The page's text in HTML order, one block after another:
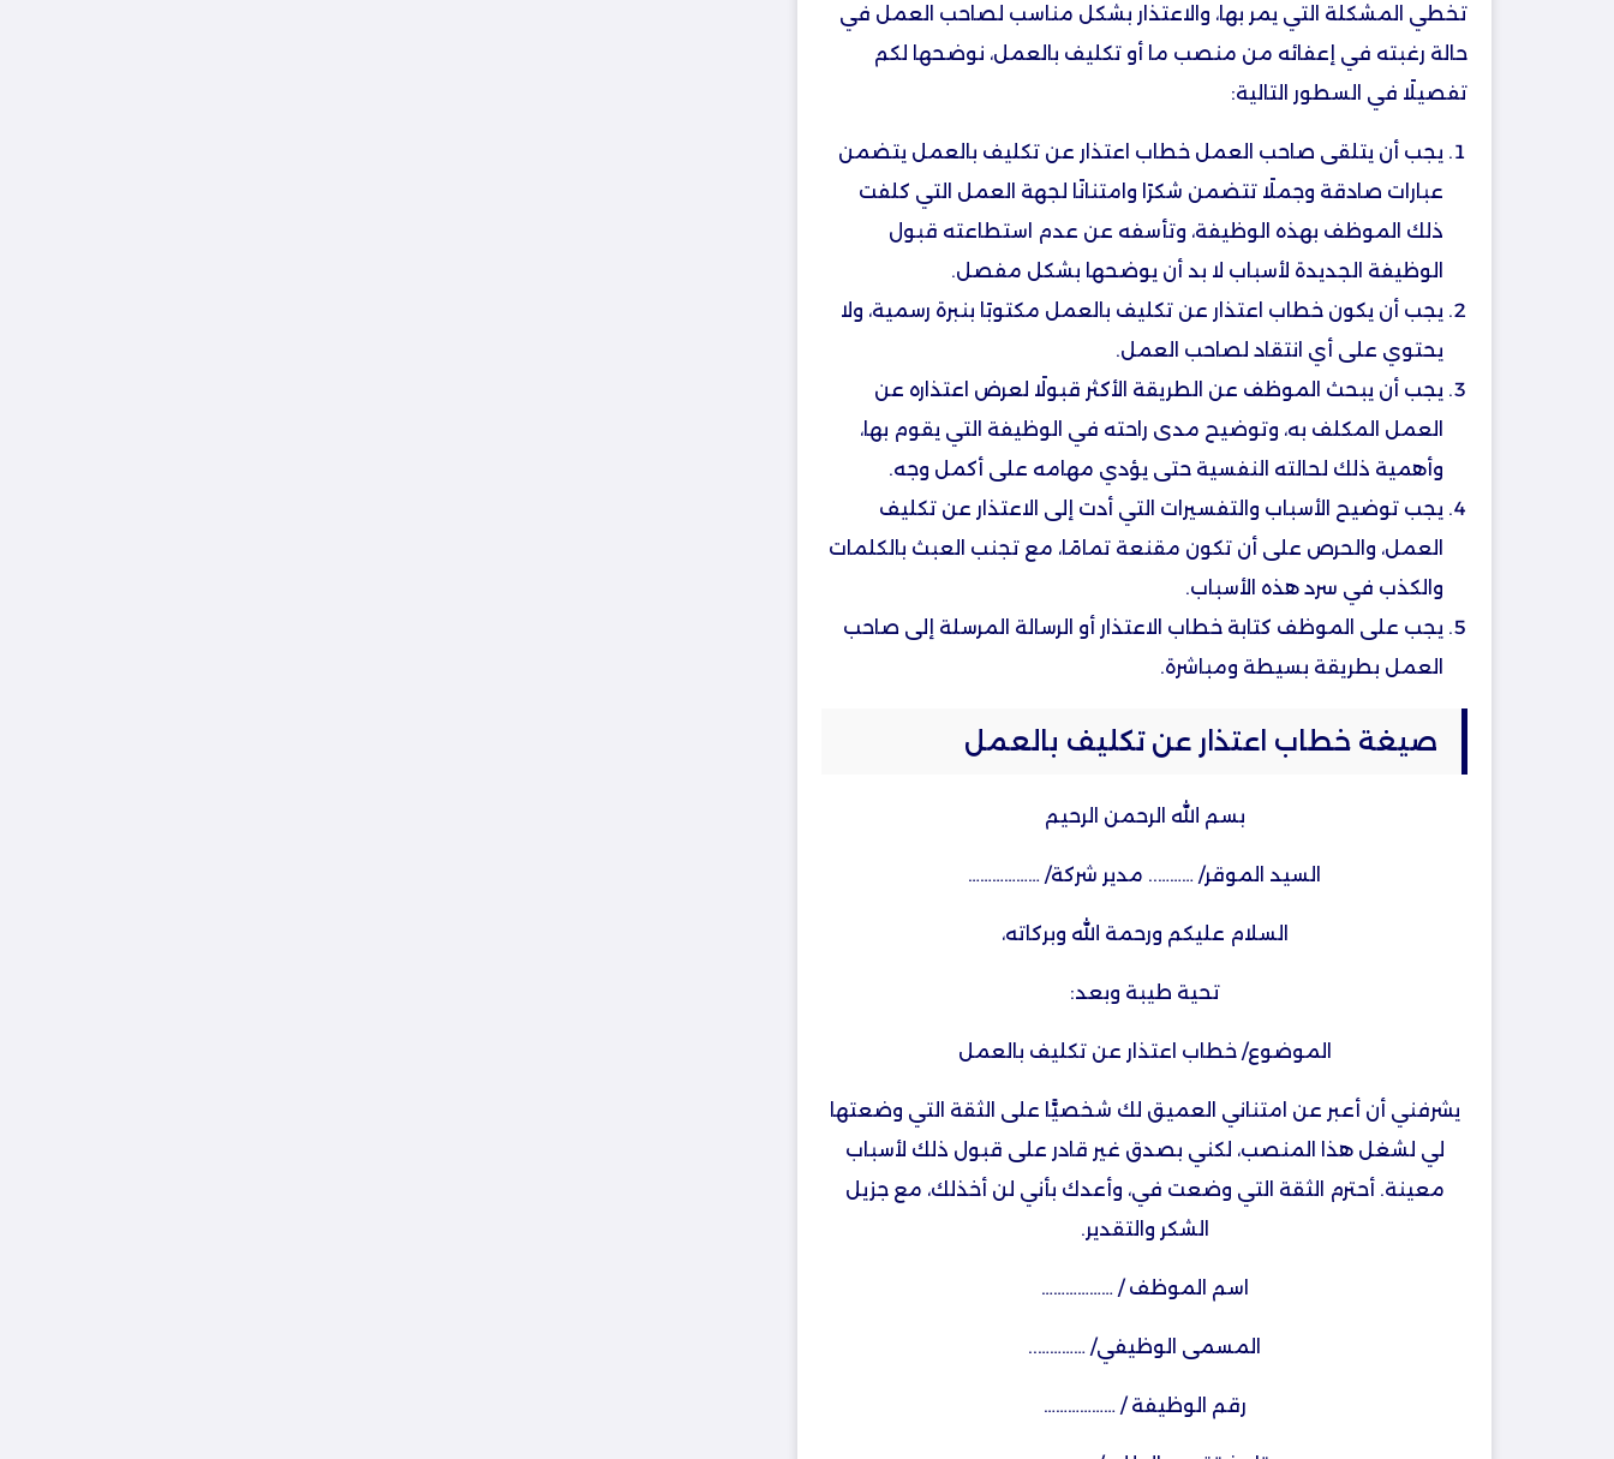
تخطي المشكلة التي يمر بها، والاعتذار بشكل مناسب لصاحب العمل في
حالة رغبته في إعفائه من منصب ما أو تكليف بالعمل، نوضحها لكم
تفصيلًا في السطور التالية:
يجب أن يتلقى صاحب العمل خطاب اعتذار عن تكليف بالعمل يتضمن
عبارات صادقة وجملًا تتضمن شكرًا وامتنانًا لجهة العمل التي كلفت
ذلك الموظف بهذه الوظيفة، وتأسفه عن عدم استطاعته قبول
الوظيفة الجديدة لأسباب لا بد أن يوضحها بشكل مفصل.
يجب أن يكون خطاب اعتذار عن تكليف بالعمل مكتوبًا بنبرة رسمية، ولا
يحتوي على أي انتقاد لصاحب العمل.
يجب أن يبحث الموظف عن الطريقة الأكثر قبولًا لعرض اعتذاره عن
العمل المكلف به، وتوضيح مدى راحته في الوظيفة التي يقوم بها،
وأهمية ذلك لحالته النفسية حتى يؤدي مهامه على أكمل وجه.
يجب توضيح الأسباب والتفسيرات التي أدت إلى الاعتذار عن تكليف
العمل، والحرص على أن تكون مقنعة تمامًا، مع تجنب العبث بالكلمات
والكذب في سرد هذه الأسباب.
يجب على الموظف كتابة خطاب الاعتذار أو الرسالة المرسلة إلى صاحب
العمل بطريقة بسيطة ومباشرة.
صيغة خطاب اعتذار عن تكليف بالعمل
بسم الله الرحمن الرحيم
السيد الموقر/ ……….. مدير شركة/ ………………
السلام عليكم ورحمة الله وبركاته،
تحية طيبة وبعد:
الموضوع/ خطاب اعتذار عن تكليف بالعمل
يشرفني أن أعبر عن امتناني العميق لك شخصيًّا على الثقة التي وضعتها
لي لشغل هذا المنصب، لكني بصدق غير قادر على قبول ذلك لأسباب
معينة. أحترم الثقة التي وضعت في، وأعدك بأني لن أخذلك، مع جزيل
الشكر والتقدير.
اسم الموظف / ………………
المسمى الوظيفي/ …………..
رقم الوظيفة / ………………